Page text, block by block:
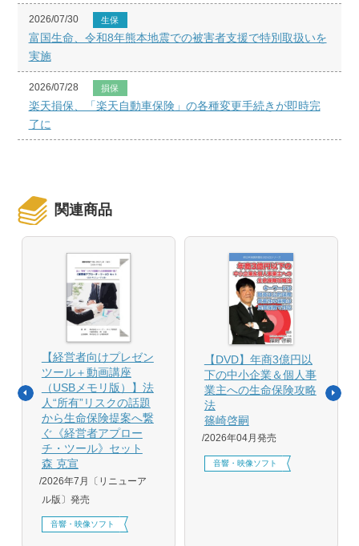
2026/07/30 生保
富国生命、令和8年熊本地震での被害者支援で特別取扱いを
実施
2026/07/28 損保
楽天損保、「楽天自動車保険」の各種変更手続きが即時完
了に
関連商品
【経営者向けプレゼン
ツール＋動画講座
（USBメモリ版）】法
人“所有”リスクの話題
から生命保険提案へ繋
ぐ《経営者アプロー
チ・ツール》セット
森 克宣
2026年7月〔リニューア
ル版〕発売
音響・映像ソフト
【DVD】年商3億円以
下の中小企業＆個人事
業主への生命保険攻略
法
篠崎啓嗣
2026年04月発売
音響・映像ソフト